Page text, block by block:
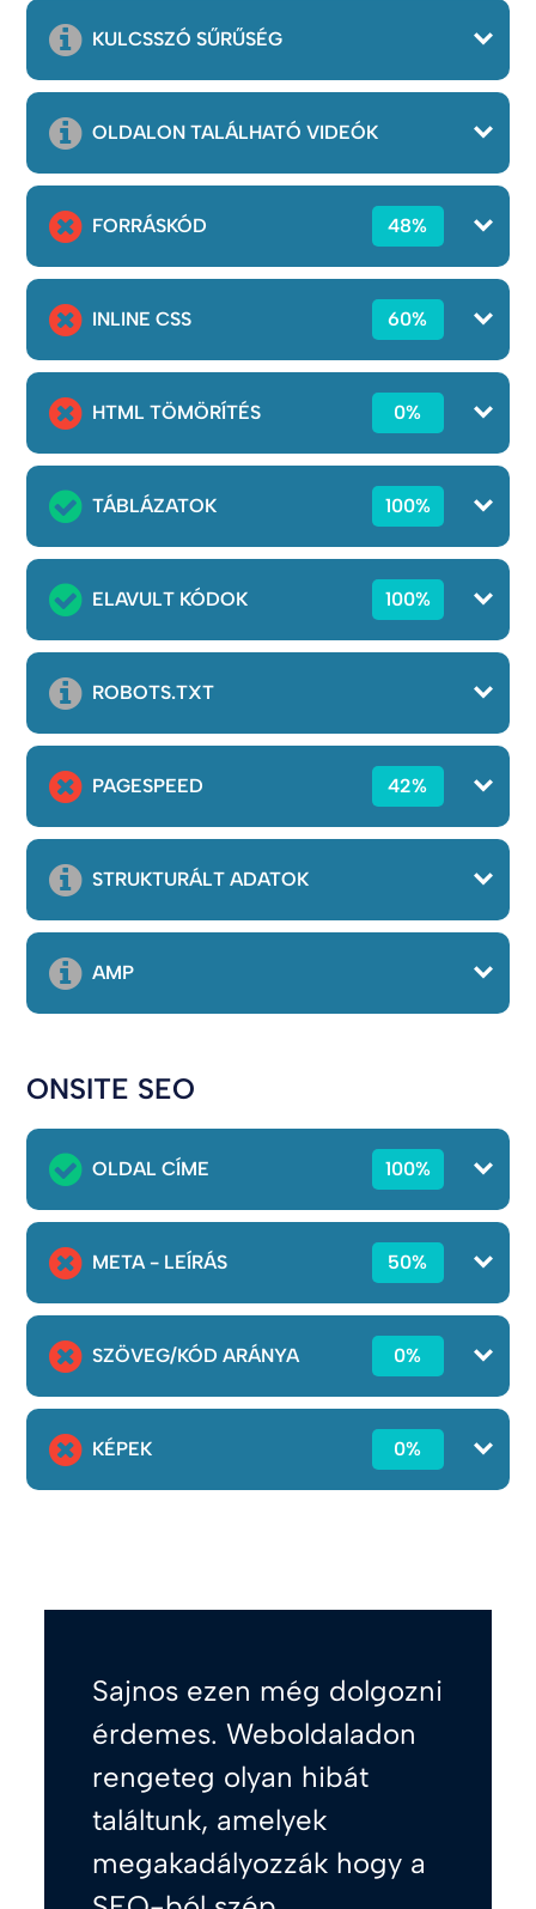
KULCSSZÓ SŰRŰSÉG
OLDALON TALÁLHATÓ VIDEÓK
FORRÁSKÓD 48%
INLINE CSS 60%
HTML TÖMÖRÍTÉS 0%
TÁBLÁZATOK 100%
ELAVULT KÓDOK 100%
ROBOTS.TXT
PAGESPEED 42%
STRUKTURÁLT ADATOK
AMP
ONSITE SEO
OLDAL CÍME 100%
META - LEÍRÁS 50%
SZÖVEG/KÓD ARÁNYA 0%
KÉPEK 0%
Sajnos ezen még dolgozni
érdemes. Weboldaladon
rengeteg olyan hibát
találtunk, amelyek
megakadályozzák hogy a